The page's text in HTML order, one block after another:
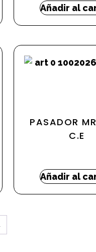
Añadir al
PASADOR
C.E
Añadir al